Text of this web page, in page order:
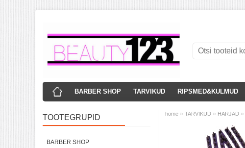
BARBER SHOP TARVIKUD RIPSMED&KULMUD
TOOTEGRUPID
BARBER SHOP
home » TARVIKUD » HARJAD »